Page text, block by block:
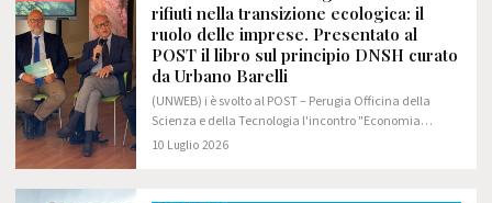
rifiuti nella transizione ecologica: il
ruolo delle imprese. Presentato al
POST il libro sul principio DNSH curato
da Urbano Barelli
(UNWEB) i è svolto al POST – Perugia Officina della
Scienza e della Tecnologia l'incontro "Economia
circolare e gestione dei rifiuti nella transizione
10 Luglio 2026